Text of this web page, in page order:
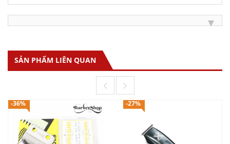
SẢN PHẨM LIÊN QUAN
-36% -27%